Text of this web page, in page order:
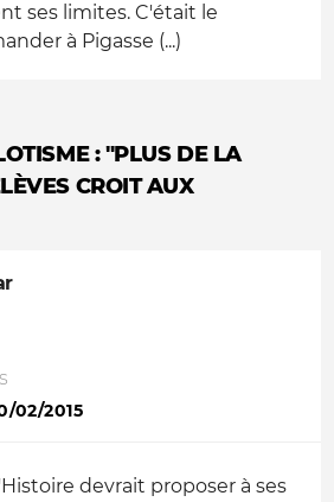
ses limites. C'était le
à Pigasse (...)
: "PLUS DE LA
CROIT AUX
02/2015
devrait proposer à ses